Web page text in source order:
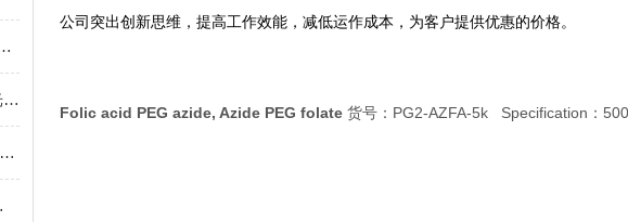
螯合剂的包装、贮存和使用事项
CheMatech 用于生物共轭的荧光染料简介
法国CheMatech螯合剂溶解的关键注意事项
优点
公司突出创新思维，提高工作效能，减低运作成本，为客户提供优惠的价格。
Folic acid PEG azide, Azide PEG folate 货号：PG2-AZFA-5k Specification：